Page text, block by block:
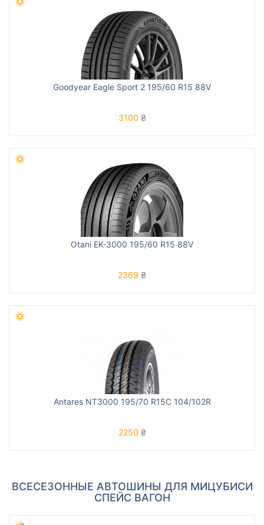
Goodyear Eagle Sport 2 195/60 R15 88V
3100 ₴
Otani EK-3000 195/60 R15 88V
2369 ₴
Antares NT3000 195/70 R15C 104/102R
2250 ₴
ВСЕСЕЗОННЫЕ АВТОШИНЫ ДЛЯ МИЦУБИСИ
СПЕЙС ВАГОН